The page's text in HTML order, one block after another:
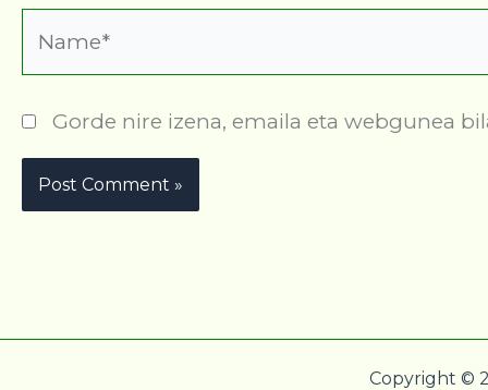
Gorde nire izena, emaila eta webgunea
Copyright ©